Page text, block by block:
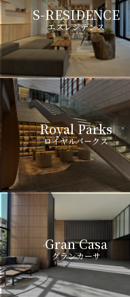
S-RESIDENCE
エスレジデンス
Royal Parks
ロイヤルパークス
Gran Casa
グランカーサ